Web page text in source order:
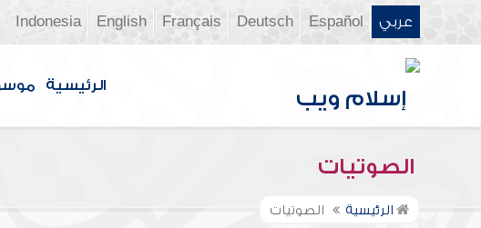
عربي Español
Deutsch
Français
English
Indonesia
الرئيسية
الصوتيات
الرئيسية الصوتيات